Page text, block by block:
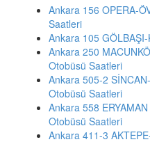
Ankara 156 OPERA-
Saatleri
Ankara 105
Ankara 250
Otobüsü Saatleri
Ankara 505-2
Otobüsü Saatleri
Ankara 558
Otobüsü Saatleri
Ankara 411-3